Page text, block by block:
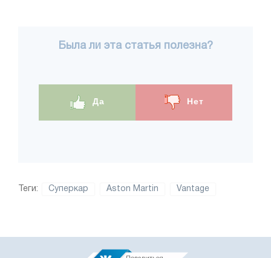
Была ли эта статья полезна?
Да Нет
Теги: Суперкар Aston Martin Vantage